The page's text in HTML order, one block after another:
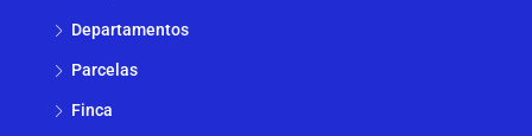
Departamentos
Parcelas
Finca